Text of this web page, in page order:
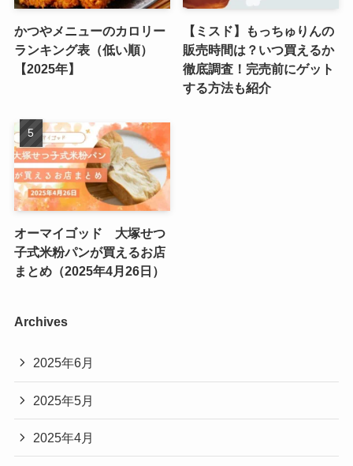
かつやメニューのカロリー
ランキング表（低い順）
【2025年】
【ミスド】もっちゅりんの
販売時間は？いつ買えるか
徹底調査！完売前にゲット
する方法も紹介
オーマイゴッド 大塚せつ
子式米粉パンが買えるお店
まとめ（2025年4月26日）
Archives
2025年6月
2025年5月
2025年4月